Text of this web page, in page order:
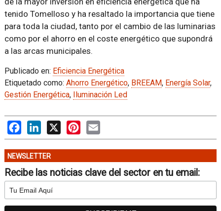
tenido Tomelloso y ha resaltado la importancia que tiene
para toda la ciudad, tanto por el cambio de las luminarias
como por el ahorro en el coste energético que supondrá
a las arcas municipales.
Publicado en: Eficiencia Energética
Etiquetado como: Ahorro Energético, BREEAM, Energía Solar,
Gestión Energética, Iluminación Led
FacebookLinkedIn
X PinterestEmail
NEWSLETTER
Recibe las noticias clave del sector en tu email: